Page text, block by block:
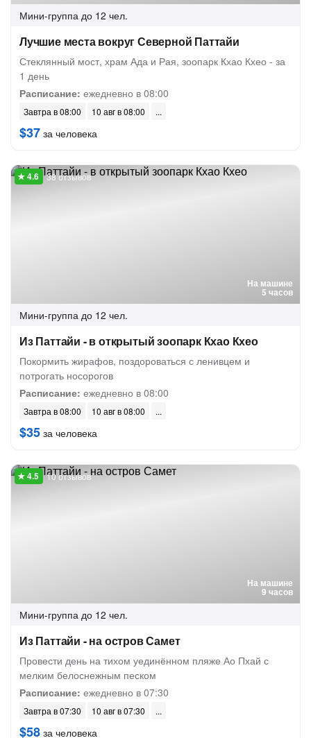
Мини-группа до 12 чел.
Лучшие места вокруг Северной Паттайи
Стеклянный мост, храм Ада и Рая, зоопарк Кхао Кхео - за
1 день
Расписание: ежедневно в 08:00
Завтра в 08:00 10 авг в 08:00
$37 за человека
На машине
5 часов
38 отзывов
Мини-группа до 12 чел.
Из Паттайи - в открытый зоопарк Кхао Кхео
Покормить жирафов, поздороваться с ленивцем и
потрогать носорогов
Расписание: ежедневно в 08:00
Завтра в 08:00 10 авг в 08:00
$35 за человека
На машине
9 часов
10 отзывов
Мини-группа до 12 чел.
Из Паттайи - на остров Самет
Провести день на тихом уединённом пляже Ао Пхай с
мелким белоснежным песком
Расписание: ежедневно в 07:30
Завтра в 07:30 10 авг в 07:30
$58 за человека